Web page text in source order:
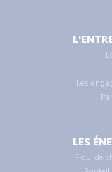
Les
LES
Fioul de